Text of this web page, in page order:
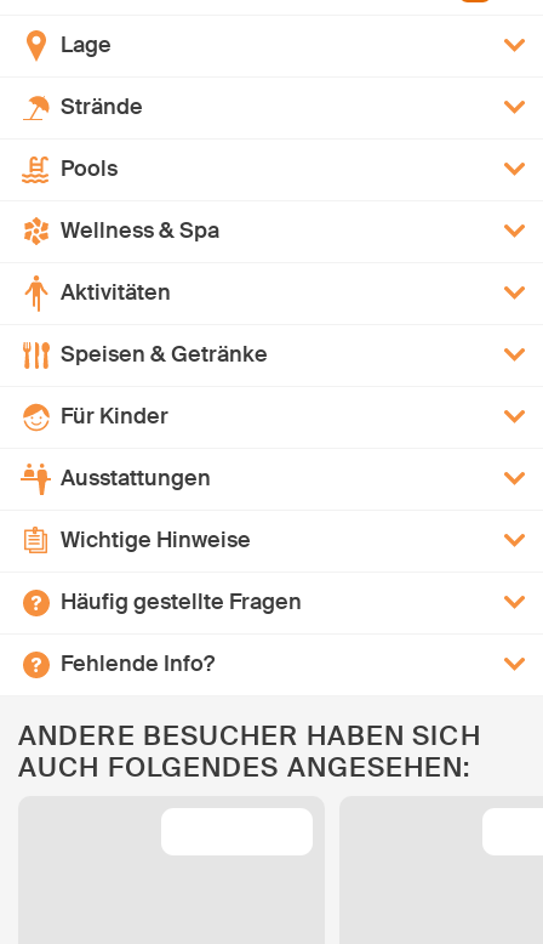
Lage
Strände
Pools
Wellness & Spa
Aktivitäten
Speisen & Getränke
Für Kinder
Ausstattungen
Wichtige Hinweise
Häufig gestellte Fragen
Fehlende Info?
ANDERE BESUCHER HABEN SICH
AUCH FOLGENDES ANGESEHEN: